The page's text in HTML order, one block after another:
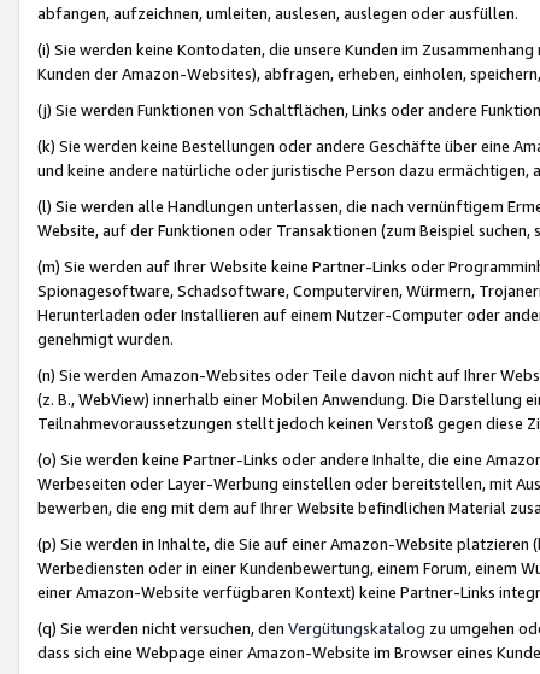
abfangen, aufzeichnen, umleiten, auslesen, auslegen oder ausfüllen.
(i) Sie werden keine Kontodaten, die unsere Kunden im
Kunden der Amazon-Websites), abfragen, erheben, einholen,
(j) Sie werden Funktionen von Schaltflächen, Links oder andere
(k) Sie werden keine Bestellungen oder andere Geschäfte über eine
und keine andere natürliche oder juristische Person dazu
(l) Sie werden alle Handlungen unterlassen, die nach vernünftigem
Website, auf der Funktionen oder Transaktionen (zum Beispiel
(m) Sie werden auf Ihrer Website keine Partner-Links oder
Spionagesoftware, Schadsoftware, Computerviren, Würmern,
Herunterladen oder Installieren auf einem Nutzer-Computer oder
genehmigt wurden.
(n) Sie werden Amazon-Websites oder Teile davon nicht auf Ihrer
(z. B., WebView) innerhalb einer Mobilen Anwendung. Die Darstellung
Teilnahmevoraussetzungen stellt jedoch keinen Verstoß gegen diese
(o) Sie werden keine Partner-Links oder andere Inhalte, die eine
Werbeseiten oder Layer-Werbung einstellen oder bereitstellen, mit
bewerben, die eng mit dem auf Ihrer Website befindlichen Material
(p) Sie werden in Inhalte, die Sie auf einer Amazon-Website
Werbediensten oder in einer Kundenbewertung, einem Forum, einem
einer Amazon-Website verfügbaren Kontext) keine Partner-Links
(q) Sie werden nicht versuchen, den Vergütungskatalog zu umgehen
dass sich eine Webpage einer Amazon-Website im Browser eines